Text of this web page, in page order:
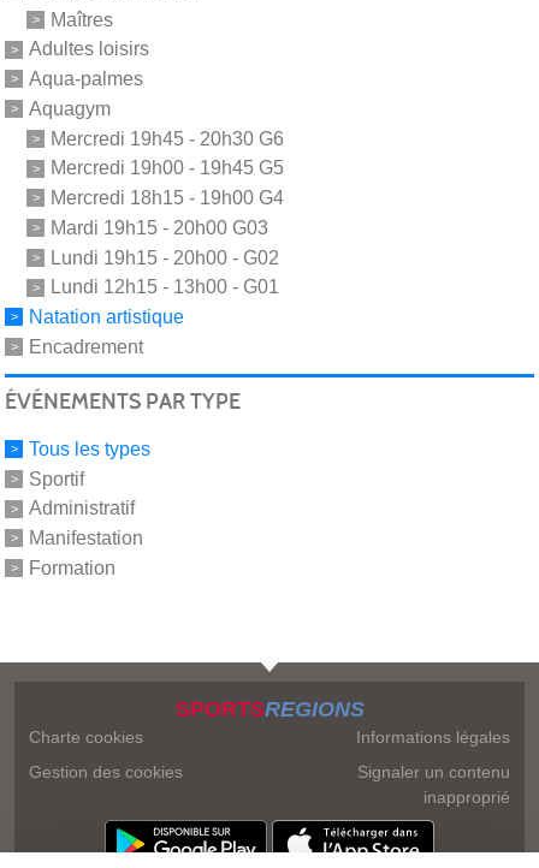
Maîtres
Adultes loisirs
Aqua-palmes
Aquagym
Mercredi 19h45 - 20h30 G6
Mercredi 19h00 - 19h45 G5
Mercredi 18h15 - 19h00 G4
Mardi 19h15 - 20h00 G03
Lundi 19h15 - 20h00 - G02
Lundi 12h15 - 13h00 - G01
Natation artistique
Encadrement
ÉVÉNEMENTS PAR TYPE
Tous les types
Sportif
Administratif
Manifestation
Formation
SPORTSREGIONS
Charte cookies
Gestion des cookies
Informations légales
Signaler un contenu
inapproprié